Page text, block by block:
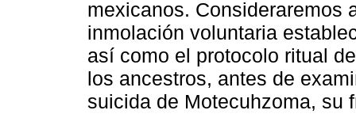
mexicanos. Consideraremos
inmolación voluntaria
así como el protocolo ritual
los ancestros, antes de
suicida de Motecuhzoma, su